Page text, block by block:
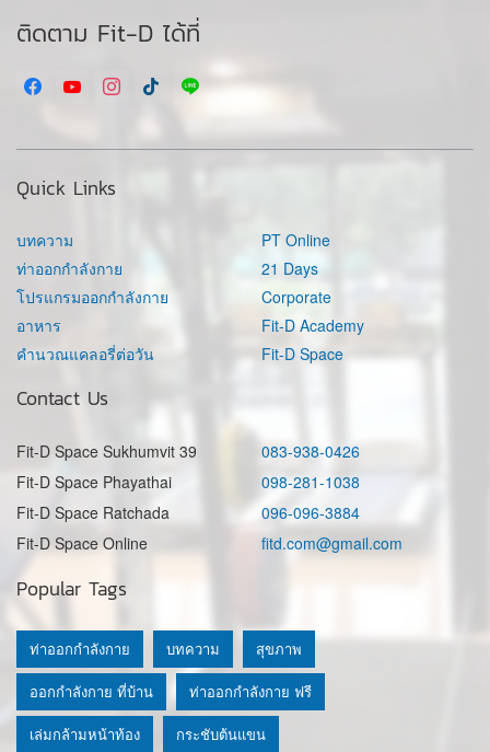
ติดตาม Fit-D ได้ที่
Quick Links
บทความ
ท่าออกกำลังกาย
โปรแกรมออกกำลังกาย
อาหาร
คำนวณแคลอรี่ต่อวัน
PT Online
21 Days
Corporate
Fit-D Academy
Fit-D Space
Contact Us
Fit-D Space Sukhumvit 39
083-938-0426
Fit-D Space Phayathai
098-281-1038
Fit-D Space Ratchada
096-096-3884
Fit-D Space Online
fitd.com@gmail.com
Popular Tags
ท่าออกกำลังกาย บทความ สุขภาพ
ออกกำลังกาย ที่บ้าน ท่าออกกำลังกาย ฟรี
เล่มกล้ามหน้าท้อง กระชับต้นแขน